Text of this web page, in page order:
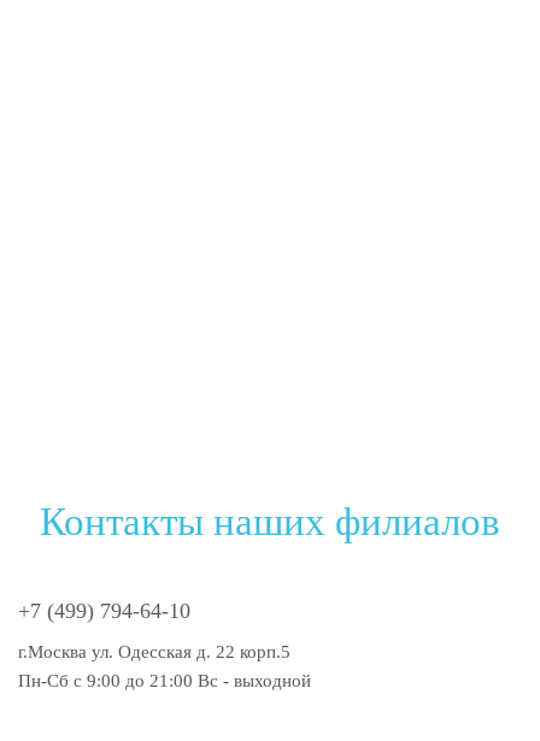
Контакты наших филиалов
+7 (499) 794-64-10
г.Москва ул. Одесская д. 22 корп.5
Пн-Сб с 9:00 до 21:00 Вс - выходной